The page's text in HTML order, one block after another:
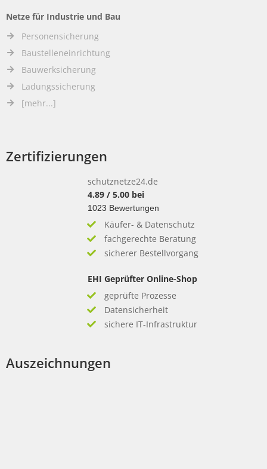
Netze für Industrie und Bau
Personensicherung
Baustelleneinrichtung
Bauwerksicherung
Ladungssicherung
[mehr...]
Zertifizierungen
schutznetze24.de
4.89/ 5.00bei
1023 Bewertungen
Käufer- & Datenschutz
fachgerechte Beratung
sicherer Bestellvorgang
EHI Geprüfter Online-Shop
geprüfte Prozesse
Datensicherheit
sichere IT-Infrastruktur
Auszeichnungen